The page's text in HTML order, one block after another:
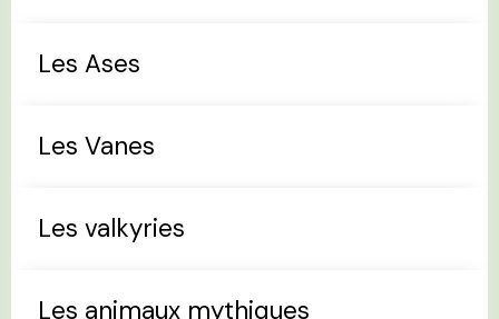
Les Ases
Les Vanes
Les valkyries
Les animaux mythiques